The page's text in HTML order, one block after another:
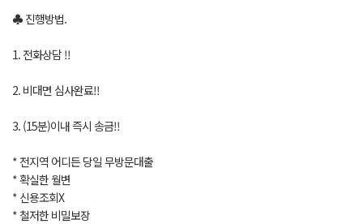
♣ 진행방법.
1. 전화상담 !!
2. 비대면 심사완료!!
3. (15분)이내 즉시 송금!!
* 전지역 어디든 당일 무방문대출
* 확실한 월변
* 신용조회X
* 철저한 비밀보장